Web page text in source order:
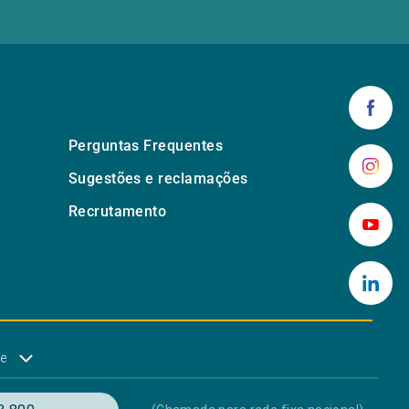
Perguntas Frequentes
Sugestões e reclamações
Recrutamento